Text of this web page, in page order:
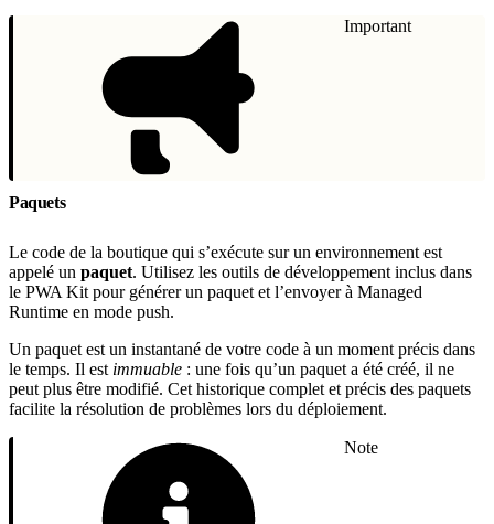
Important
Paquets
Le code de la boutique qui s’exécute sur un environnement est
appelé un paquet. Utilisez les outils de développement inclus dans
le PWA Kit pour générer un paquet et l’envoyer à Managed
Runtime en mode push.
Un paquet est un instantané de votre code à un moment précis dans
le temps. Il est immuable : une fois qu’un paquet a été créé, il ne
peut plus être modifié. Cet historique complet et précis des paquets
facilite la résolution de problèmes lors du déploiement.
Note